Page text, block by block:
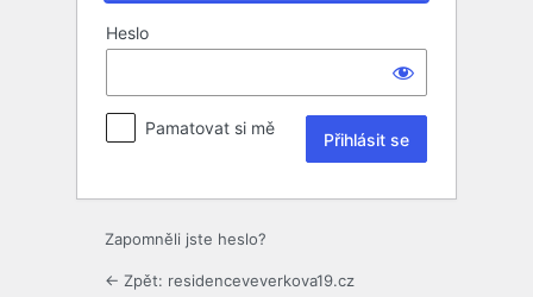
Heslo
Pamatovat si mě
Zapomněli jste heslo?
← Zpět: residenceveverkova19.cz